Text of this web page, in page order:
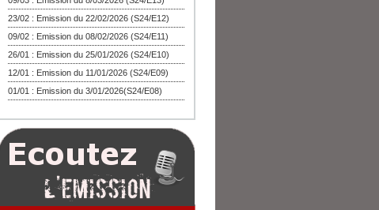
23/02 : Emission du 22/02/2026 (S24/E12)
09/02 : Emission du 08/02/2026 (S24/E11)
26/01 : Emission du 25/01/2026 (S24/E10)
12/01 : Emission du 11/01/2026 (S24/E09)
01/01 : Emission du 3/01/2026(S24/E08)